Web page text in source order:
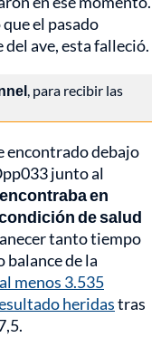
el pasado
del ave, esta falleció.
, para recibir las
encontrado debajo
junto al
en
de salud
tanto tiempo
balance de la
al menos 3.535
heridastras